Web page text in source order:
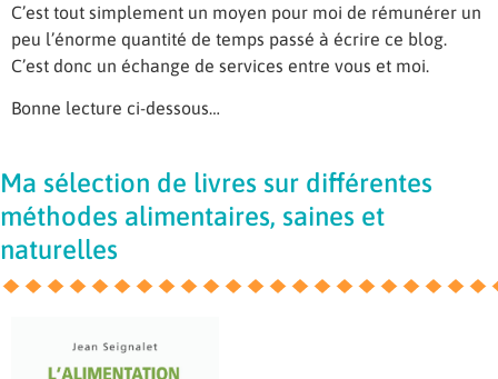
C’est tout simplement un moyen pour moi de rémunérer un
peu l’énorme quantité de temps passé à écrire ce blog.
C’est donc un échange de services entre vous et moi.
Bonne lecture ci-dessous…
Ma sélection de livres sur différentes
méthodes alimentaires, saines et
naturelles